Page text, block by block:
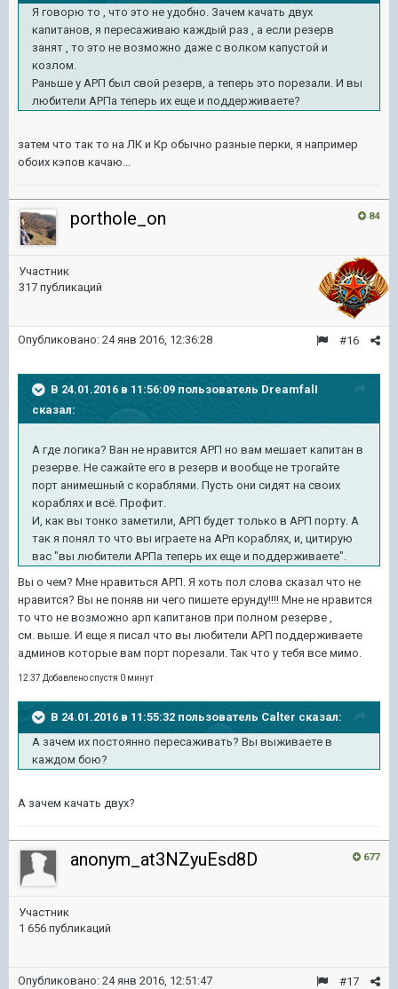
Я говорю то , что это не удобно. Зачем качать двух
капитанов, я пересаживаю каждый раз , а если резерв
занят , то это не возможно даже с волком капустой и
козлом.
Раньше у АРП был свой резерв, а теперь это порезали. И вы
любители АРПа теперь их еще и поддерживаете?
затем что так то на ЛК и Кр обычно разные перки, я например
обоих кэпов качаю...
84
porthole_on
Участник
317 публикаций
#16
Опубликовано: 24 янв 2016, 12:36:28
В 24.01.2016 в 11:56:09 пользователь DreamfalI
сказал:
А где логика? Ван не нравится АРП но вам мешает капитан в
резерве. Не сажайте его в резерв и вообще не трогайте
порт анимешный с кораблями. Пусть они сидят на своих
кораблях и всё. Профит.
И, как вы тонко заметили, АРП будет только в АРП порту. А
так я понял то что вы играете на АРп кораблях, и, цитирую
вас "вы любители АРПа теперь их еще и поддерживаете".
Вы о чем? Мне нравиться АРП. Я хоть пол слова сказал что не
нравится? Вы не поняв ни чего пишете ерунду!!!! Мне не нравится
то что не возможно арп капитанов при полном резерве ,
см. выше. И еще я писал что вы любители АРП поддерживаете
админов которые вам порт порезали. Так что у тебя все мимо.
12:37 Добавлено спустя 0 минут
В 24.01.2016 в 11:55:32 пользователь Calter сказал:
А зачем их постоянно пересаживать? Вы выживаете в
каждом бою?
А зачем качать двух?
677
anonym_at3NZyuEsd8D
Участник
1 656 публикаций
#17
Опубликовано: 24 янв 2016, 12:51:47